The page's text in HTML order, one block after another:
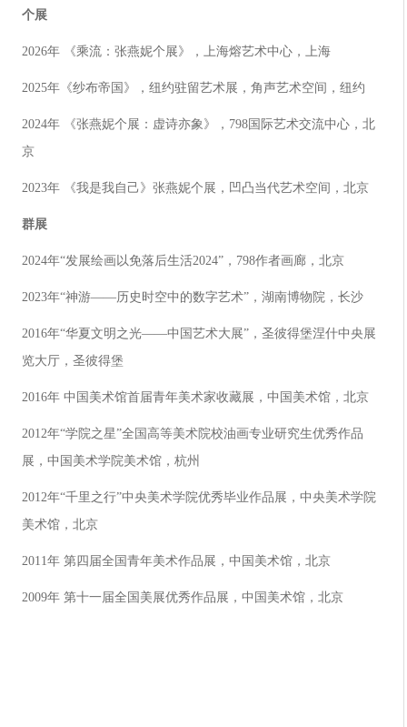
个展
2026年 《乘流：张燕妮个展》，上海熔艺术中心，上海
2025年《纱布帝国》，纽约驻留艺术展，角声艺术空间，纽约
2024年 《张燕妮个展：虚诗亦象》，798国际艺术交流中心，北
京
2023年 《我是我自己》张燕妮个展，凹凸当代艺术空间，北京
群展
2024年“发展绘画以免落后生活2024”，798作者画廊，北京
2023年“神游——历史时空中的数字艺术”，湖南博物院，长沙
2016年“华夏文明之光——中国艺术大展”，圣彼得堡涅什中央展
览大厅，圣彼得堡
2016年 中国美术馆首届青年美术家收藏展，中国美术馆，北京
2012年“学院之星”全国高等美术院校油画专业研究生优秀作品
展，中国美术学院美术馆，杭州
2012年“千里之行”中央美术学院优秀毕业作品展，中央美术学院
美术馆，北京
2011年 第四届全国青年美术作品展，中国美术馆，北京
2009年 第十一届全国美展优秀作品展，中国美术馆，北京